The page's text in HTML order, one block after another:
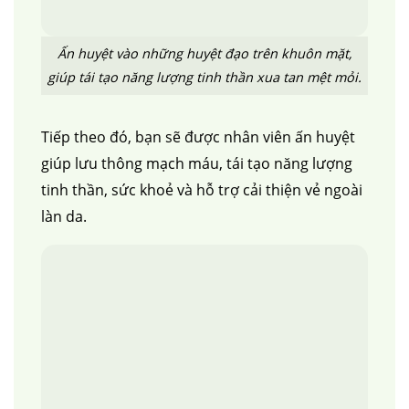
Ấn huyệt vào những huyệt đạo trên khuôn mặt,
giúp tái tạo năng lượng tinh thần xua tan mệt mỏi.
Tiếp theo đó, bạn sẽ được nhân viên ấn huyệt
giúp lưu thông mạch máu, tái tạo năng lượng
tinh thần, sức khoẻ và hỗ trợ cải thiện vẻ ngoài
làn da.